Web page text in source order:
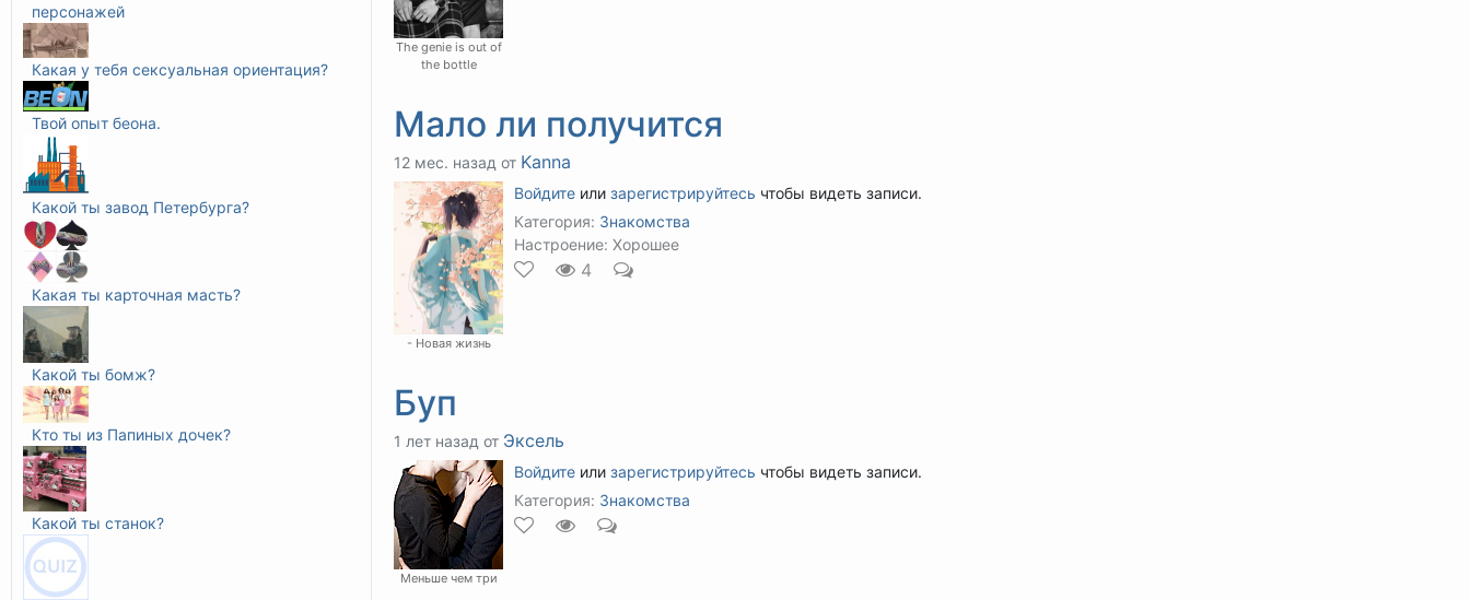
персонажей
Какая у тебя сексуальная ориентация?
Твой опыт беона.
Какой ты завод Петербурга?
Какая ты карточная масть?
Какой ты бомж?
Кто ты из Папиных дочек?
Какой ты станок?
The genie is out of
the bottle
Мало ли получится
12 мес. назад от Kanna
- Новая жизнь
Войдите или зарегистрируйтесь чтобы видеть записи.
Категория: Знакомства
Настроение: Хорошее
4
Буп
1 лет назад от Эксель
Меньше чем три
Войдите или зарегистрируйтесь чтобы видеть записи.
Категория: Знакомства